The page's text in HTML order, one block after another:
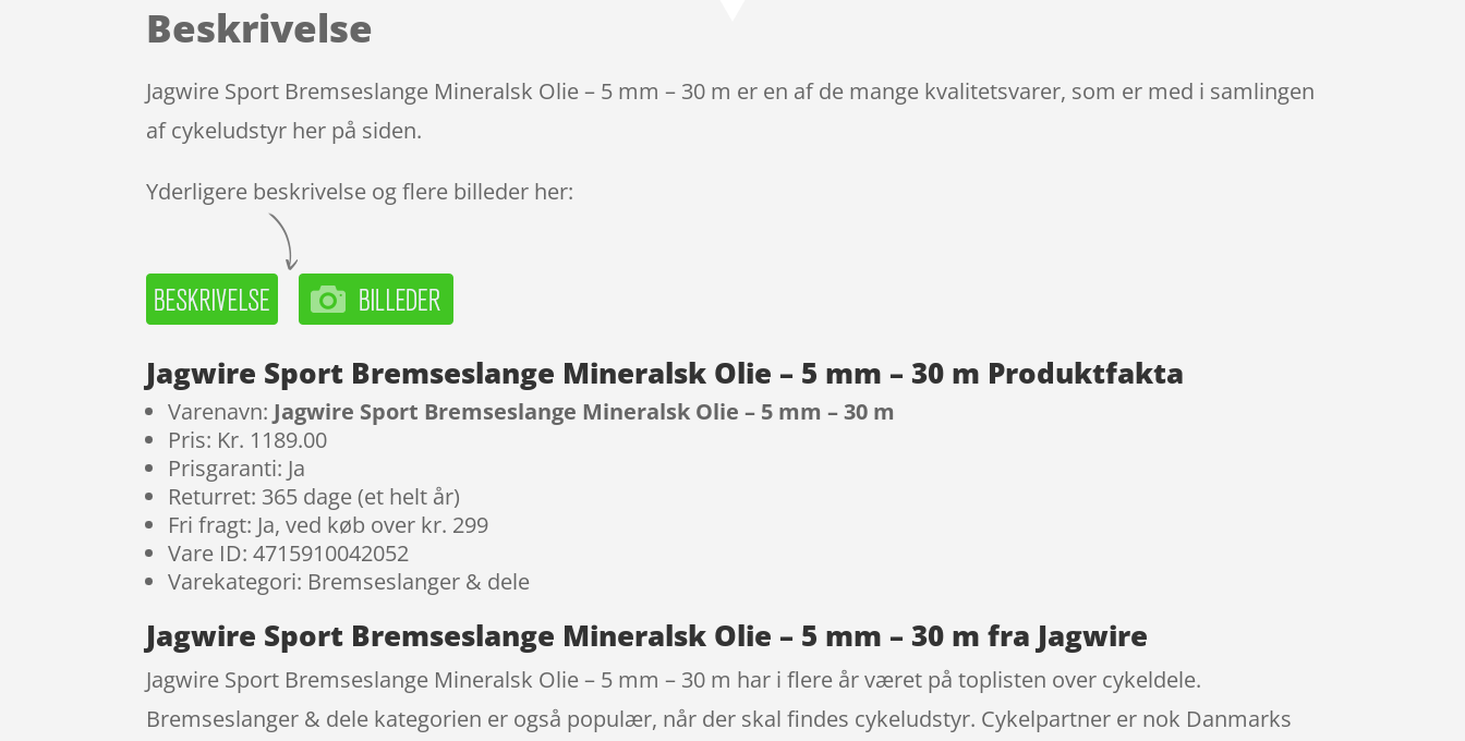
Beskrivelse
Jagwire Sport Bremseslange Mineralsk Olie – 5 mm – 30 m er en af de mange kvalitetsvarer, som er med i samlingen
af cykeludstyr her på siden.
Yderligere beskrivelse og flere billeder her:
Jagwire Sport Bremseslange Mineralsk Olie – 5 mm – 30 m Produktfakta
Varenavn: Jagwire Sport Bremseslange Mineralsk Olie – 5 mm – 30 m
Pris: Kr. 1189.00
Prisgaranti: Ja
Returret: 365 dage (et helt år)
Fri fragt: Ja, ved køb over kr. 299
Vare ID: 4715910042052
Varekategori: Bremseslanger & dele
Jagwire Sport Bremseslange Mineralsk Olie – 5 mm – 30 m fra Jagwire
Jagwire Sport Bremseslange Mineralsk Olie – 5 mm – 30 m har i flere år været på toplisten over cykeldele.
Bremseslanger & dele kategorien er også populær, når der skal findes cykeludstyr. Cykelpartner er nok Danmarks